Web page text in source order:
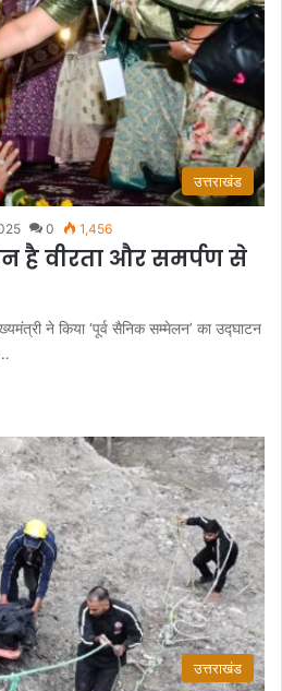
उत्तराखंड
0 1,456
है वीरता और समर्पण से
ने किया ‘पूर्व सैनिक सम्मेलन’ का उद्घाटन
उत्तराखंड